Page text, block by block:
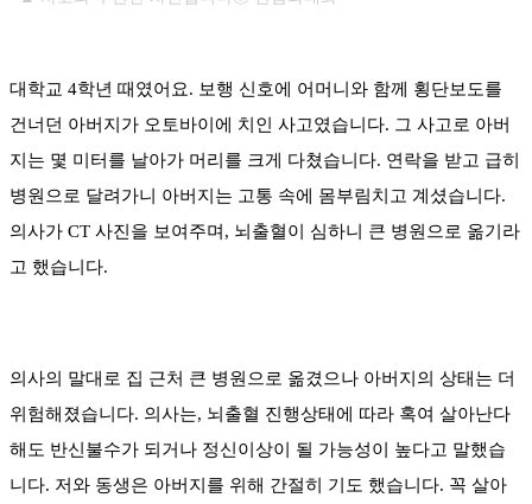
대학교 4학년 때였어요. 보행 신호에 어머니와 함께 횡단보도를
건너던 아버지가 오토바이에 치인 사고였습니다. 그 사고로 아버
지는 몇 미터를 날아가 머리를 크게 다쳤습니다. 연락을 받고 급히
병원으로 달려가니 아버지는 고통 속에 몸부림치고 계셨습니다.
의사가 CT 사진을 보여주며, 뇌출혈이 심하니 큰 병원으로 옮기라
고 했습니다.
의사의 말대로 집 근처 큰 병원으로 옮겼으나 아버지의 상태는 더
위험해졌습니다. 의사는, 뇌출혈 진행상태에 따라 혹여 살아난다
해도 반신불수가 되거나 정신이상이 될 가능성이 높다고 말했습
니다. 저와 동생은 아버지를 위해 간절히 기도 했습니다. 꼭 살아